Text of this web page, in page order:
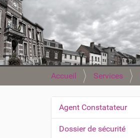
V
o
u
ê
Accueil Services
N
a
Agent Constatateur
Dossier de sécurité